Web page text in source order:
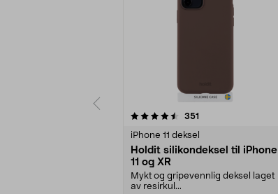
351
iPhone 11 deksel
Holdit silikondeksel til iPhone
11 og XR
Mykt og gripevennlig deksel laget
av resirkul...
4.0 av 5 stjerner